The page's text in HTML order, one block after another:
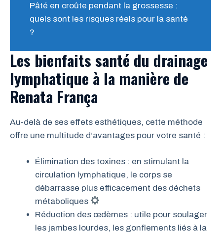
Pâté en croûte pendant la grossesse :
quels sont les risques réels pour la santé
?
Les bienfaits santé du drainage
lymphatique à la manière de
Renata França
Au-delà de ses effets esthétiques, cette méthode
offre une multitude d’avantages pour votre santé :
Élimination des toxines : en stimulant la
circulation lymphatique, le corps se
débarrasse plus efficacement des déchets
métaboliques
Réduction des œdèmes : utile pour soulager
les jambes lourdes, les gonflements liés à la